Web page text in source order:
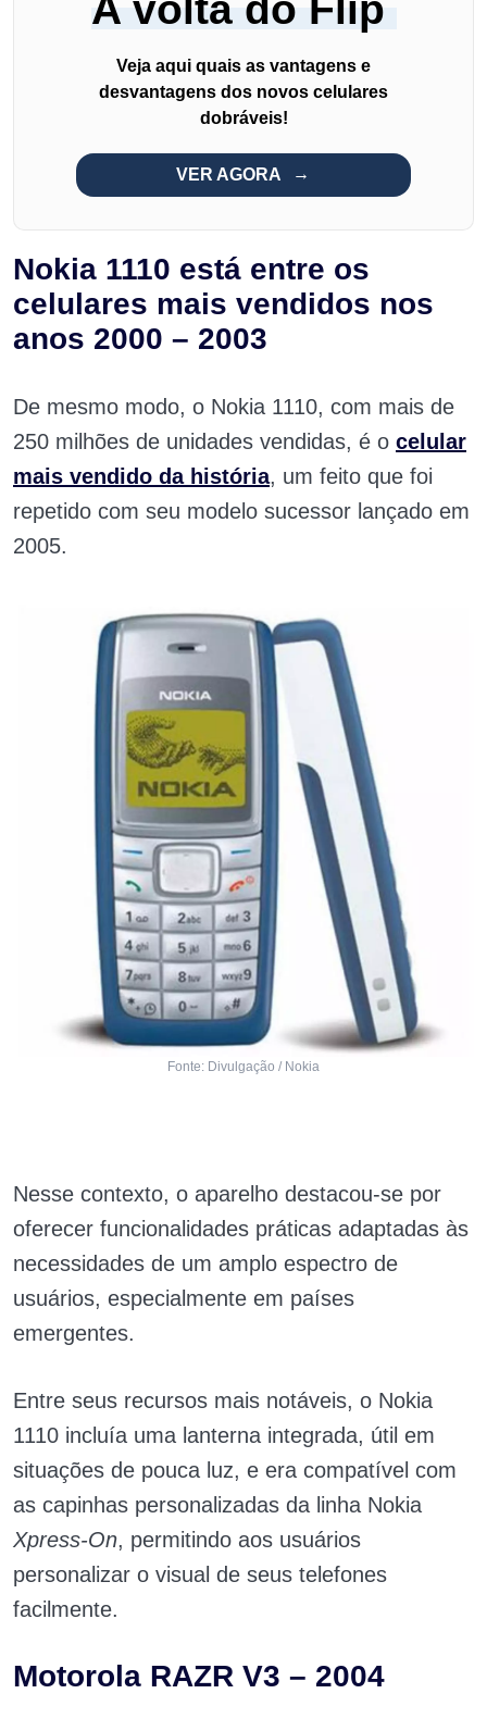
A volta do Flip
Veja aqui quais as vantagens e
desvantagens dos novos celulares
dobráveis!
VER AGORA
Nokia 1110 está entre os
celulares mais vendidos nos
anos 2000 – 2003
De mesmo modo, o Nokia 1110, com mais de
250 milhões de unidades vendidas, é o celular
mais vendido da história, um feito que foi
repetido com seu modelo sucessor lançado em
2005.
Fonte: Divulgação / Nokia
Nesse contexto, o aparelho destacou-se por
oferecer funcionalidades práticas adaptadas às
necessidades de um amplo espectro de
usuários, especialmente em países
emergentes.
Entre seus recursos mais notáveis, o Nokia
1110 incluía uma lanterna integrada, útil em
situações de pouca luz, e era compatível com
as capinhas personalizadas da linha Nokia
Xpress-On, permitindo aos usuários
personalizar o visual de seus telefones
facilmente.
Motorola RAZR V3 – 2004